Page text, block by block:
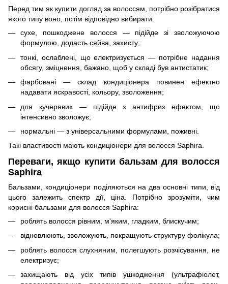
Перед тим як купити догляд за волоссям, потрібно розібратися
якого типу воно, потім відповідно вибирати:
сухе, пошкоджене волосся — підійде зі зволожуючою
формулою, додасть сяйва, захисту;
тонкі, ослаблені, що електризується — потрібне надання
обсягу, зміцнення, бажано, щоб у складі був антистатик;
фарбовані — склад кондиціонера повинен ефектно
надавати яскравості, кольору, зволоження;
для кучерявих — підійде з антифриз ефектом, що
інтенсивно зволожує;
нормальні — з універсальними формулами, поживні.
Такі властивості мають кондиціонери для волосся Saphira.
Переваги, якщо купити бальзам для волосся
Saphira
Бальзами, кондиціонери поділяються на два основні типи, від
цього залежить спектр дії, ціна. Потрібно зрозуміти, чим
корисні бальзами для волосся Saphira:
роблять волосся рівним, м'яким, гладким, блискучим;
відновлюють, зволожують, покращують структуру фолікула;
роблять волосся слухняним, полегшують розчісування, не
електризує;
захищають від усіх типів ушкодження (ультрафіолет,